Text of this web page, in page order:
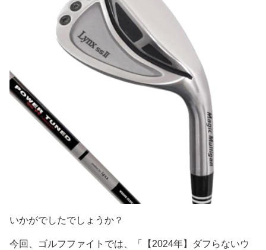
いかがでしたでしょうか？
今回、ゴルフファイトでは、「【2024年】ダフらないウ